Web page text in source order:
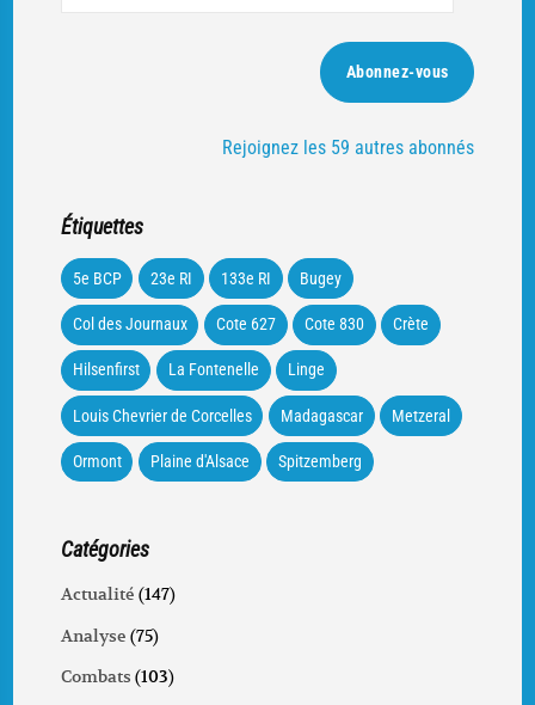
Abonnez-vous
Rejoignez les 59 autres abonnés
Étiquettes
5e BCP 23e RI 133e RI Bugey
Col des Journaux Cote 627 Cote 830 Crète
Hilsenfirst La Fontenelle Linge
Louis Chevrier de Corcelles Madagascar Metzeral
Ormont Plaine d'Alsace Spitzemberg
Catégories
Actualité (147)
Analyse (75)
Combats (103)